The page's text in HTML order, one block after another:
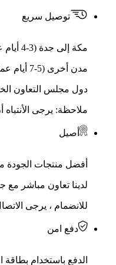
توصيل سريع
مكة إلى جدة (3-4 أيام عمل)
مدن أخرى (5-7 أيام عمل)
دول مجلس التعاون الخليجي (8-10
ملاحظة: يرجى الأنتباه
أصيل
أفضل منتجات الجودة
لدينا تعاون مباشر مع
للانضمام ، يرجى
دفع امن
الدفع باستخدام بطاقة